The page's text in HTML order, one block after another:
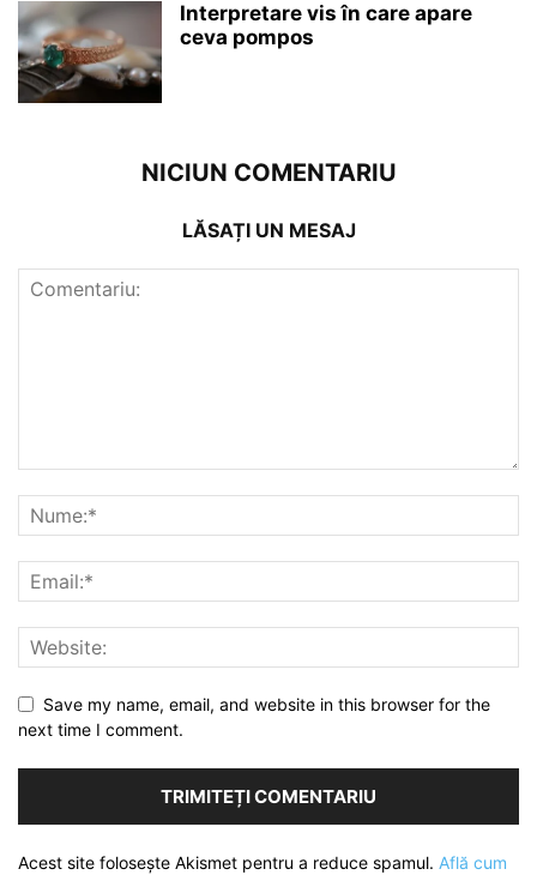
Interpretare vis în care apare
ceva pompos
NICIUN COMENTARIU
LĂSAȚI UN MESAJ
Save my name, email, and website in this browser for the
next time I comment.
Acest site folosește Akismet pentru a reduce spamul. Află cum